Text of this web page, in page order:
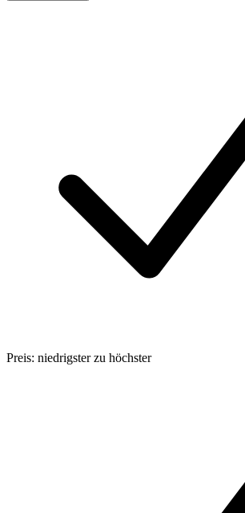
Preis: niedrigster zu höchster